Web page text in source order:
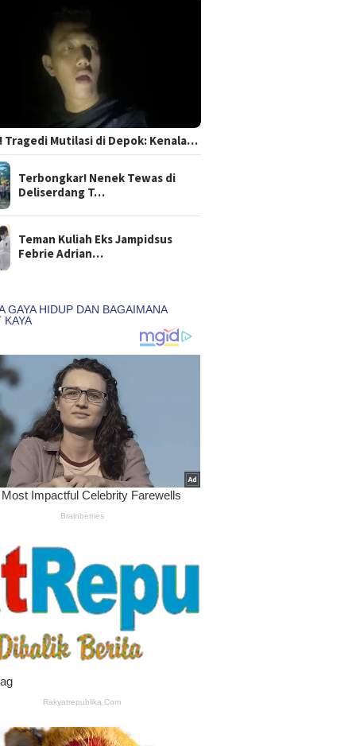
Tragedi Mutilasi di Depok: Kenala…
Terbongkar! Nenek Tewas di
Deliserdang T…
Teman Kuliah Eks Jampidsus
Febrie Adrian…